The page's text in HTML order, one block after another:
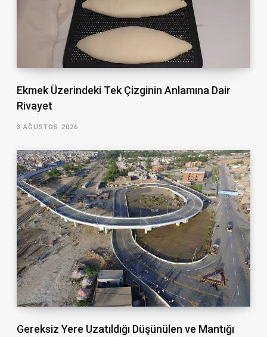
Ekmek Üzerindeki Tek Çizginin Anlamına Dair
Rivayet
3 AĞUSTOS 2026
Gereksiz Yere Uzatıldığı Düşünülen ve Mantığı